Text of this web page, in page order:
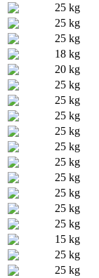
25 kg
25 kg
25 kg
18 kg
20 kg
25 kg
25 kg
25 kg
25 kg
25 kg
25 kg
25 kg
25 kg
25 kg
25 kg
15 kg
25 kg
25 kg